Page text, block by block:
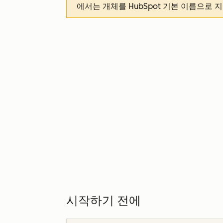
에서는 개체를 HubSpot 기본 이름으로
시작하기 전에